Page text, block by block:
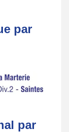
par
par